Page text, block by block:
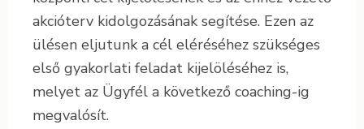
akcióterv kidolgozásának segítése. Ezen az
ülésen eljutunk a cél eléréséhez szükséges
első gyakorlati feladat kijelöléséhez is,
melyet az Ügyfél a következő coaching-ig
megvalósít.